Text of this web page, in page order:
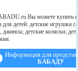
Вы можете купить
для детей: детские игрушки
детские коляски;
Информация для
БАБАДУ